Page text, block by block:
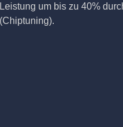
Leistung um bis zu 40%
(Chiptuning).